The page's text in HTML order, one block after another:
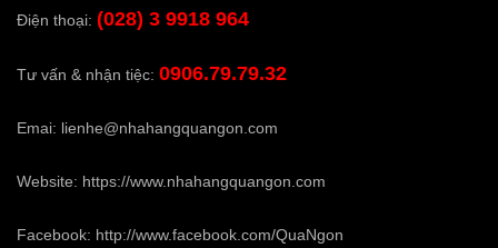
Điện thoại: (028) 3 9918 964
Tư vấn & nhận tiệc: 0906.79.79.32
Emai: lienhe@nhahangquangon.com
Website: https://www.nhahangquangon.com
Facebook: http://www.facebook.com/QuaNgon